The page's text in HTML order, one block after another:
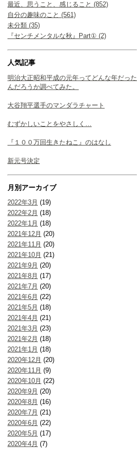
最近、思うこと、感じること (852)
自分の趣味のこと (561)
未分類 (35)
『センチメンタルな秋』Part① (2)
人気記事
明治大正昭和平成の元年ってどんな年だった
んだろうか調べてみた。
大谷翔平選手のマンダラチャート
むずかしいことをやさしく…
『１００万回生きたねこ』のはなし
新元号決定
月別アーカイブ
2022年3月 (19)
2022年2月 (18)
2022年1月 (18)
2021年12月 (20)
2021年11月 (20)
2021年10月 (21)
2021年9月 (20)
2021年8月 (17)
2021年7月 (20)
2021年6月 (22)
2021年5月 (18)
2021年4月 (21)
2021年3月 (23)
2021年2月 (18)
2021年1月 (18)
2020年12月 (20)
2020年11月 (9)
2020年10月 (22)
2020年9月 (20)
2020年8月 (16)
2020年7月 (21)
2020年6月 (22)
2020年5月 (17)
2020年4月 (7)